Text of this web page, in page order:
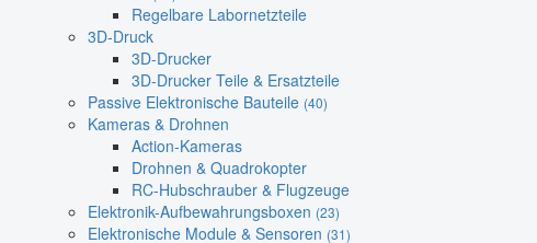
Regelbare Labornetzteile
3D-Druck
3D-Drucker
3D-Drucker Teile & Ersatzteile
Passive Elektronische Bauteile (40)
Kameras & Drohnen
Action-Kameras
Drohnen & Quadrokopter
RC-Hubschrauber & Flugzeuge
Elektronik-Aufbewahrungsboxen (23)
Elektronische Module & Sensoren (31)